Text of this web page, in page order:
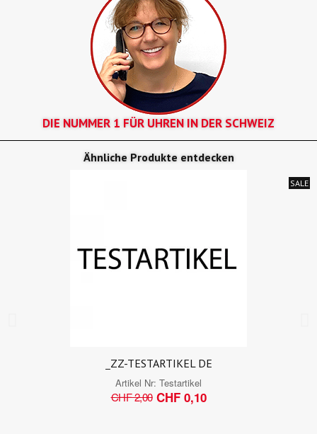
DIE NUMMER 1 FÜR UHREN IN DER SCHWEIZ
Ähnliche Produkte entdecken
SALE
_ZZ-TESTARTIKEL DE
Artikel Nr: Testartikel
CHF 2,00 CHF 0,10